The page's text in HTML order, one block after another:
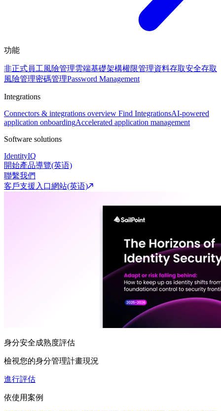
功能
非正式員工風險管理雲端基礎架構權限管理資料存取安全存取
風險管理密碼管理Password Management
Integrations
Connectors & integrations overview Find IntegrationsAI-powered
application onboardingAccelerated application management
Software solutions
IdentityIQ
開始產品導覽(英语)
聯繫我們
客戶支援入口網站(英语)
身分安全成熟度評估
檢視您的身分管理計畫現況
進行評估
依使用案例